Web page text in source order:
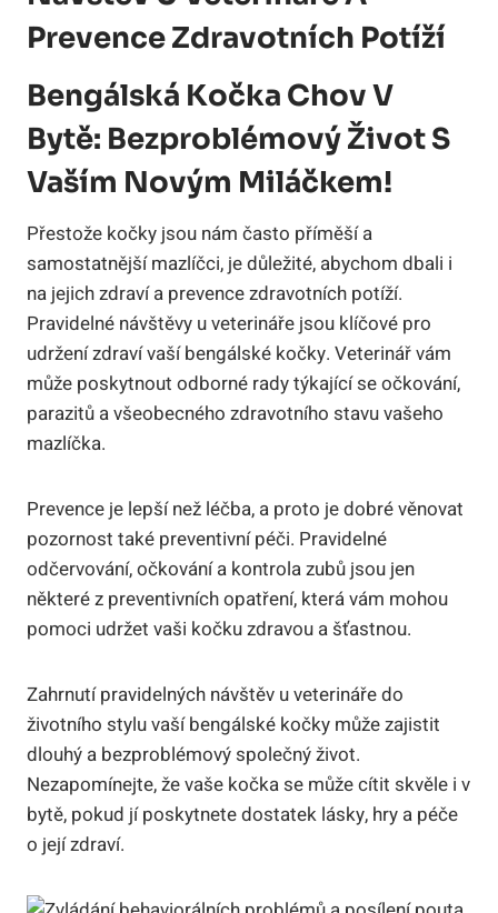
Prevence Zdravotních Potíží
Bengálská Kočka Chov V
Bytě: Bezproblémový Život S
Vaším Novým Miláčkem!
Přestože kočky jsou‌ nám ​často příměší⁤ a
samostatnější ‍mazlíčci,‌ je‍ důležité,‍ abychom‍ dbali i
na jejich zdraví a prevence zdravotních potíží.⁤
Pravidelné návštěvy u​ veterináře jsou klíčové ‌pro
udržení zdraví⁤ vaší ⁤bengálské kočky. Veterinář⁤ vám
může ‌poskytnout odborné rady týkající se očkování,
parazitů a všeobecného zdravotního stavu vašeho
mazlíčka.
Prevence je lepší‍ než⁤ léčba, a proto je ​dobré věnovat
⁢pozornost také preventivní péči. Pravidelné
odčervování, očkování a ‌kontrola zubů⁢ jsou jen
některé z preventivních opatření, která vám ‌mohou
pomoci ⁣udržet‍ vaši kočku zdravou a šťastnou.
Zahrnutí⁤ pravidelných ‌návštěv u⁣ veterináře do
životního stylu vaší‌ bengálské kočky může⁢ zajistit
⁢dlouhý a bezproblémový ⁤společný život.
Nezapomínejte, že⁣ vaše kočka se může ‍cítit skvěle i v
bytě, pokud jí poskytnete dostatek lásky, hry a ⁢péče
o její zdraví.